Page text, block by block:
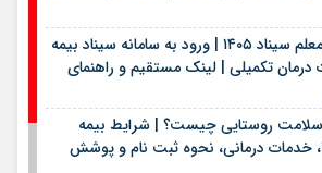
بیمه معلم سیناد ۱۴۰۵ | ورود به سامانه سیناد بیمه
تکمیلی | لینک مستقیم و راهنمای
سلامت روستایی چیست؟ | شرایط بیمه
سلامت روستایی ۱۴۰۵، خدمات درمانی، نحوه ثبت نام و پوشش